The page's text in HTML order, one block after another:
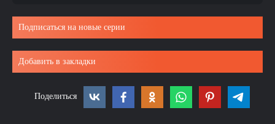
Подписаться на новые серии
Добавить в закладки
Поделиться